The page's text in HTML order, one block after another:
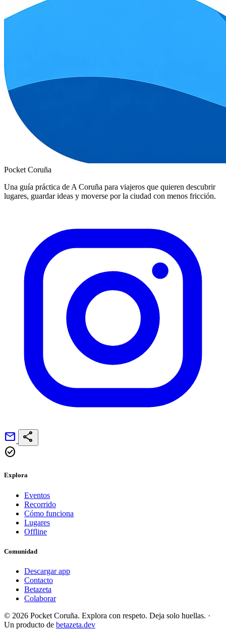
Pocket Coruña
Una guía práctica de A Coruña para viajeros que quieren descubrir
lugares, guardar ideas y moverse por la ciudad con menos fricción.
mail share
check_circle
Explora
Eventos
Recorrido
Cómo funciona
Lugares
Offline
Comunidad
Descargar app
Contacto
Betazeta
Colaborar
© 2026 Pocket Coruña. Explora con respeto. Deja solo huellas. ·
Un producto de betazeta.dev